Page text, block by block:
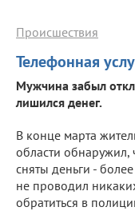
Телефонная
Происшествия
Мужчина забыл
лишился денег.
В конце марта
области обнаружил,
сняты деньги -
не проводил
обратиться в